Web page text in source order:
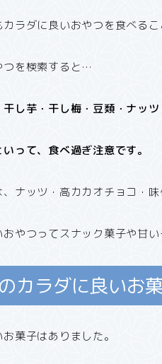
ラダに良いおやつを食べるこ
つを検索すると…
干し芋・干し梅・豆類・ナッ
って、食べ過ぎ注意です。
ナッツ・高カカオチョコ・味
やつってスナック菓子や甘
カラダに良いお
菓子はありました。